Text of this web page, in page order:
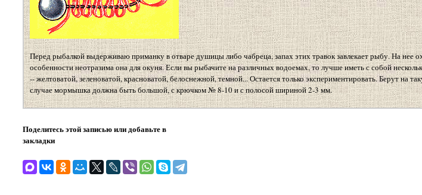
Перед рыбалкой выдерживаю приманку в отваре душицы либо чабреца, запах этих травок завлекает рыбу. На нее
особенности неотразима она для окуня. Если вы рыбачите на различных водоемах, то лучше иметь с собой
-- желтоватой, зеленоватой, красноватой, белоснежной, темной... Остается только экспериментировать. Берут на
случае мормышка должна быть большой, с крючком № 8-10 и с полосой шириной 2-3 мм.
Поделитесь этой записью или добавьте в
закладки